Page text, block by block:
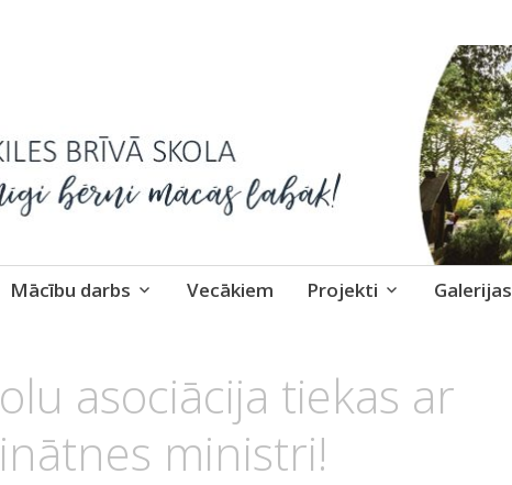
skola
Mācību darbs Vecākiem Projekti Galerijas
asociācija tiekas ar
ministri!